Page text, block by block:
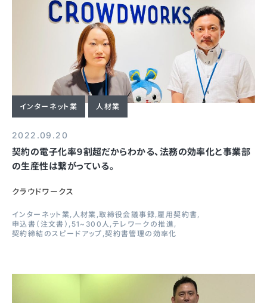
インターネット業 人材業
2022.09.20
契約の電子化率９割超だからわかる、法務の効率化と事業部
の生産性は繋がっている。
クラウドワークス
インターネット業 人材業 取締役会議事録 雇用契約書
申込書（注文書） 51~300人 テレワークの推進
契約締結のスピードアップ 契約書管理の効率化